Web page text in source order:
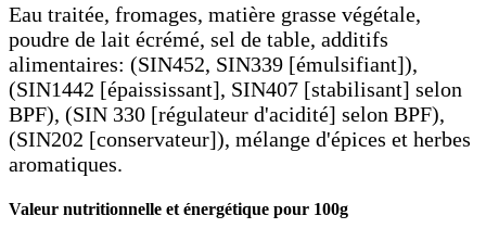
Eau traitée, fromages, matière grasse végétale,
poudre de lait écrémé, sel de table, additifs
alimentaires: (SIN452, SIN339 [émulsifiant]),
(SIN1442 [épaississant], SIN407 [stabilisant] selon
BPF), (SIN 330 [régulateur d'acidité] selon BPF),
(SIN202 [conservateur]), mélange d'épices et herbes
aromatiques.
Valeur nutritionnelle et énergétique pour 100g